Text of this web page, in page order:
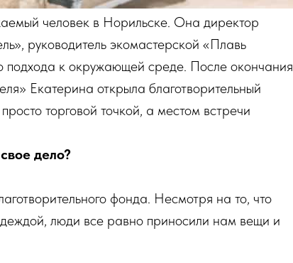
человек в Норильске. Она директор
руководитель экомастерской «Плавь
подхода к окружающей среде. После окончания
Екатерина открыла благотворительный
торговой точкой, а местом встречи
дело?
фонда. Несмотря на то, что
люди все равно приносили нам вещи и